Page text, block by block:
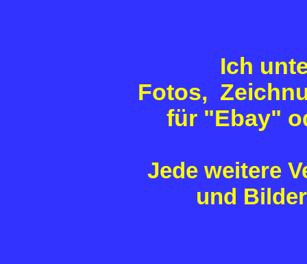
Ich
Fotos,
für "Ebay"
Jede weitere
und